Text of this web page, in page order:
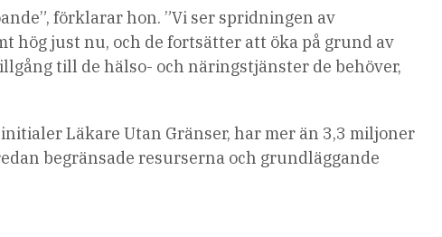
förklarar hon. ”Vi ser spridningen av
hög just nu, och de fortsätter att öka på grund av
till de hälso- och näringstjänster de behöver,
Läkare Utan Gränser, har mer än 3,3 miljoner
begränsade resurserna och grundläggande